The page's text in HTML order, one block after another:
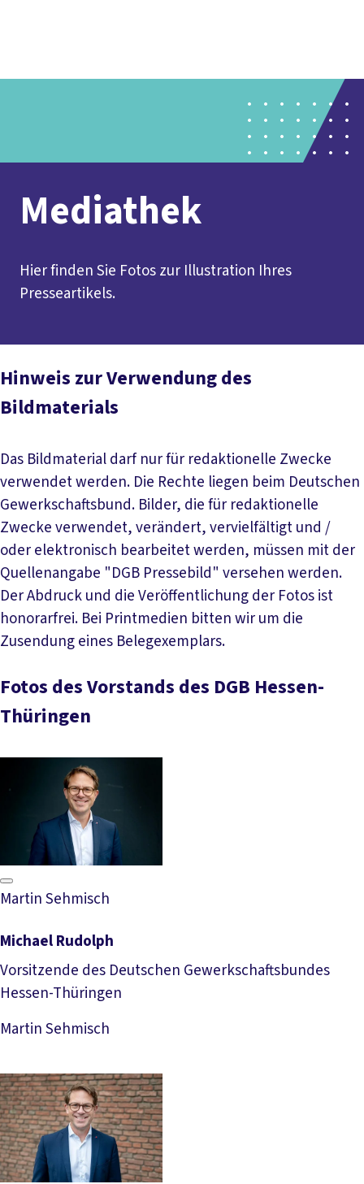
Mitmachen
Mediathek
Hier finden Sie Fotos zur Illustration Ihres
Presseartikels.
Hinweis zur Verwendung des
Bildmaterials
Das Bildmaterial darf nur für redaktionelle Zwecke
verwendet werden. Die Rechte liegen beim Deutschen
Gewerkschaftsbund. Bilder, die für redaktionelle
Zwecke verwendet, verändert, vervielfältigt und /
oder elektronisch bearbeitet werden, müssen mit der
Quellenangabe "DGB Pressebild" versehen werden.
Der Abdruck und die Veröffentlichung der Fotos ist
honorarfrei. Bei Printmedien bitten wir um die
Zusendung eines Belegexemplars.
Fotos des Vorstands des DGB Hessen-
Thüringen
Martin Sehmisch
Michael Rudolph
Vorsitzende des Deutschen Gewerkschaftsbundes
Hessen-Thüringen
Martin Sehmisch